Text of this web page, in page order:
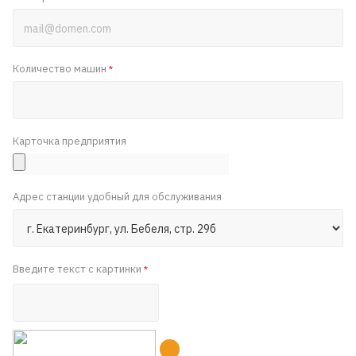
Количество машин *
Карточка предприятия
Адрес станции удобный для обслуживания
Введите текст с картинки *